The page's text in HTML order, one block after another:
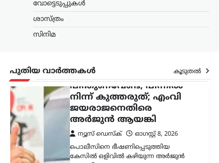
വോട്ടെടുപ്പുകൾ
ശാസ്ത്രം
സിനിമ
പുതിയ വാർത്തകൾ കൂടുതൽ
കേസിൽ ഒളിവിൽ കഴിയുന്ന അർജുൻ
ട്രെൻഡിംഗ് ലേറ്റസ്റ്റ് ന്യൂസ്
ഉപഭോക്താക്കൾ
ആത്മവിശ്വാസത്തോടെ
E20 പെട്രോൾ
ഉപയോഗിക്കുന്നത്
തുടരണം: കേന്ദ്ര
സർക്കാർ
ന്യൂസ് ഡെസ്ക്
ഓഗസ്റ്റ്‌ 8, 2026